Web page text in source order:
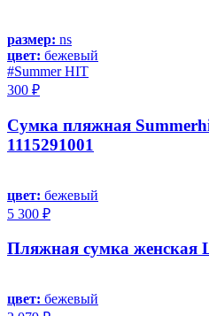
размер: ns
цвет: бежевый
#Summer HIT
300 ₽
Сумка пляжная
1115291001
цвет: бежевый
5 300 ₽
Пляжная сумка женская
цвет: бежевый